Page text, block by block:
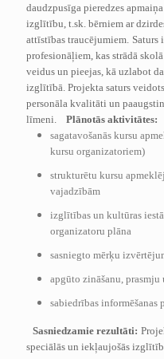
daudzpusīga pieredzes
izglītību, t.sk. bērniem ar
attīstības traucējumiem. Saturs
profesionāļiem, kas strādā
veidus un pieejas, kā uzlabot
izglītībā. Projekta saturs
personāla kvalitāti un
līmeni.
Plānotās aktivitātes:
sagatavošanās kursu
kursu organizatoriem)
strukturētu kursu
vajadzībām
izglītības un kultūras
organizatoru plāna
sasniegto mērķu
apgūto zināšanu, prasmju
sabiedrības informēšanas
Sasniedzamie rezultāti:
speciālās un iekļaujošās